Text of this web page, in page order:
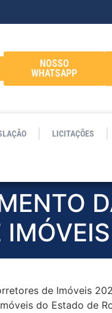
NOSSO
WHATSAPP
LICITAÇÕES
de Imóveis
do Estado de